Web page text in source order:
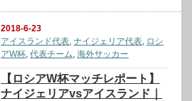
2018-6-23
アイスランド代表,ナイジェリア代表, ロシ
アW杯,代表チーム,海外サッカー
【ロシアW杯マッチレポート】
ナイジェリアvsアイスランド｜